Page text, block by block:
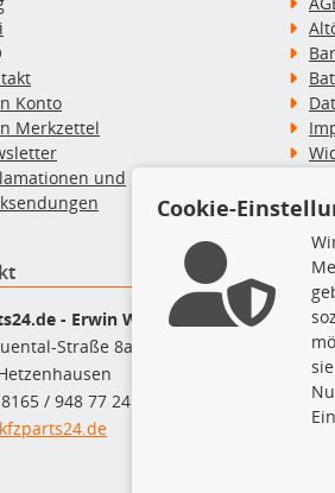
Konto
Merkzettel
und
- Erwin Weber GmbH
Straße 8a
/ 948 77 24
Top
Cookie-